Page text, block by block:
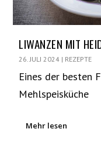
LIWANZEN MIT
26. JULI 2024 | REZEPTE
Eines der besten
Mehlspeisküche
Mehr lesen